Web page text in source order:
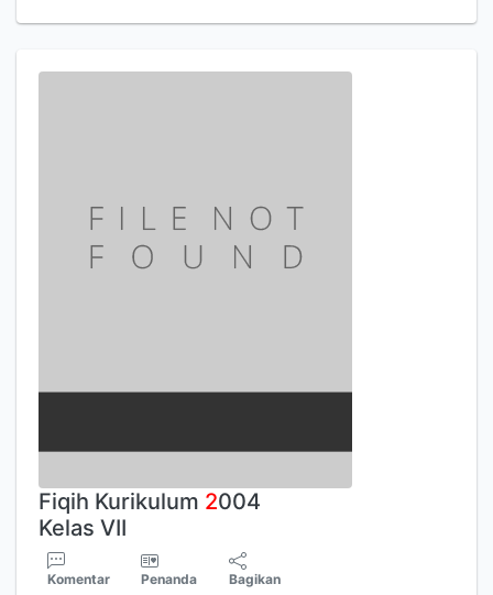
Fiqih Kurikulum 2004
Kelas VII
Komentar Penanda Bagikan